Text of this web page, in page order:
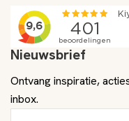
Nieuwsbrief
Ontvang inspiratie,
inbox.